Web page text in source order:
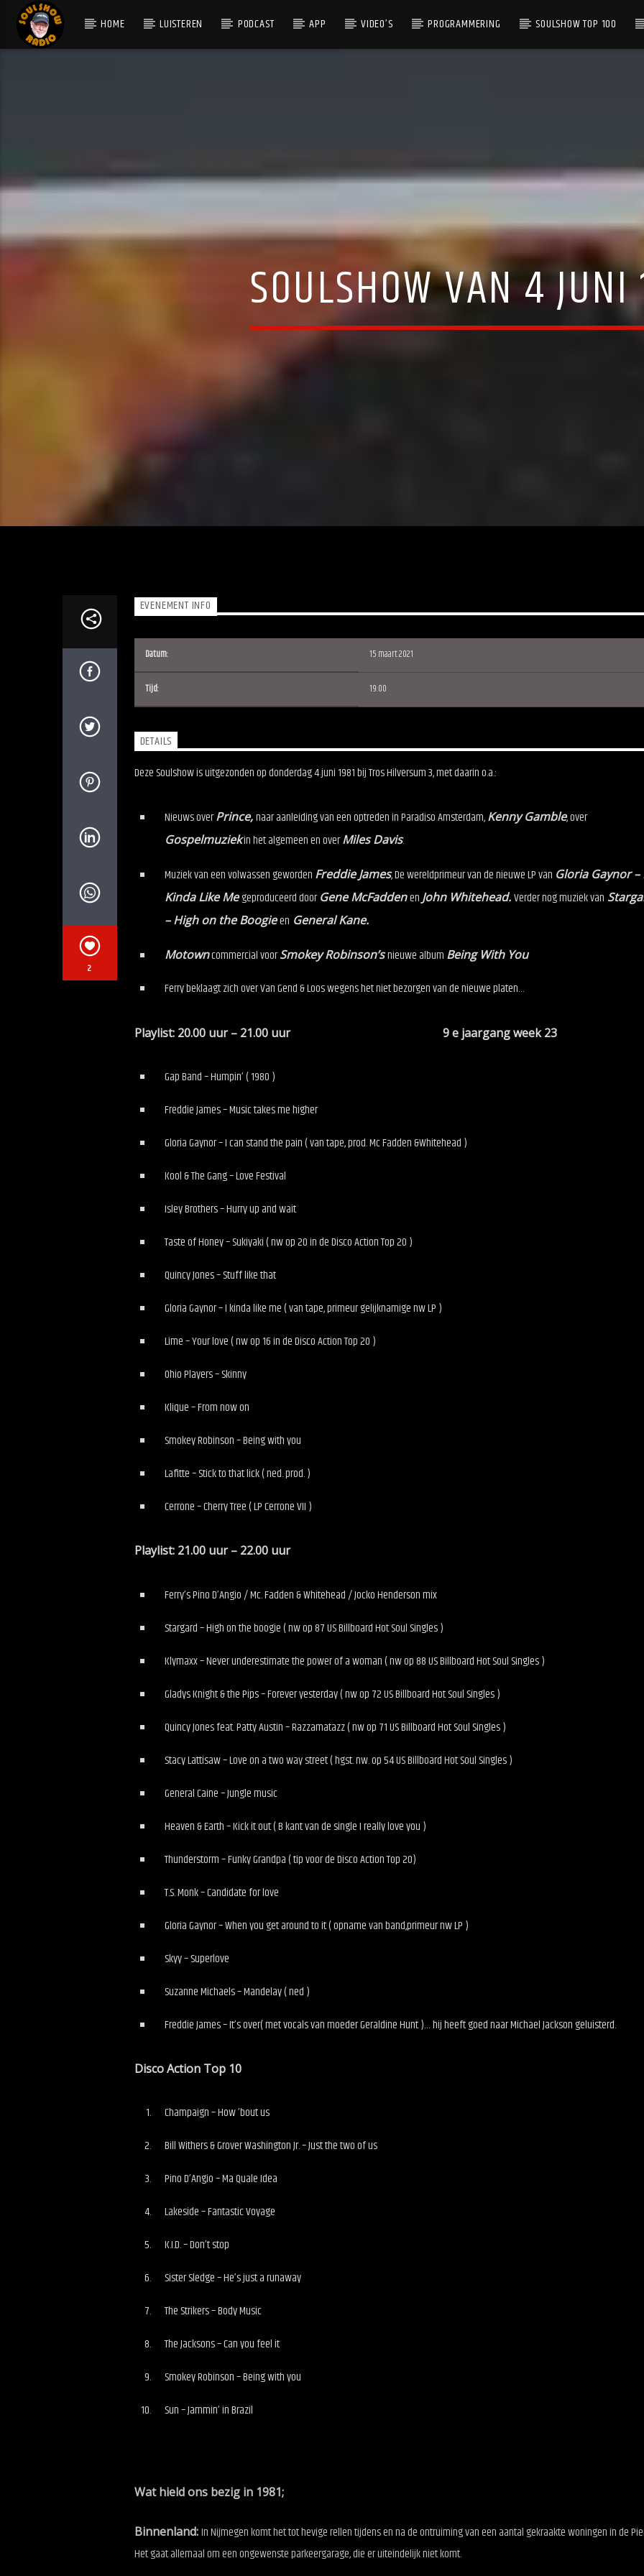
HOME LUISTEREN PODCAST APP VIDEO’S PROGRAMMERING SOULSHOW TOP 100
SOULSHOW VAN 4
2
EVENEMENT INFO
Datum: 15 maart 2021
Tijd: 19:00
DETAILS
Deze Soulshow is uitgezonden op donderdag 4 juni 1981 bij Tros Hilversum 3, met daarin o.a.:
Nieuws overPrince,naar aanleiding van een optreden in Paradiso Amsterdam,Kenny Gamble, over
Gospelmuziekin het algemeen en overMiles Davis.
Muziek van een volwassen geworden Freddie James, De wereldprimeur van de nieuwe LP van Gloria Gaynor –
Kinda Like Me geproduceerd doorGene McFadden enJohn Whitehead.Verder nog muziek van
– High on the Boogieen General Kane.
Motowncommercial voorSmokey Robinson’s nieuwe album Being With You
Ferry beklaagt zich over Van Gend & Loos wegens het niet bezorgen van de nieuwe platen…
Playlist: 20.00 uur – 21.00 uur 9 e jaargang week 23
Gap Band – Humpin’ ( 1980 )
Freddie James – Music takes me higher
Gloria Gaynor – I can stand the pain ( van tape, prod. Mc Fadden &Whitehead )
Kool & The Gang – Love Festival
Isley Brothers – Hurry up and wait
Taste of Honey – Sukiyaki ( nw op 20 in de Disco Action Top 20 )
Quincy Jones – Stuff like that
Gloria Gaynor – I kinda like me ( van tape, primeur gelijknamige nw LP )
Lime – Your love ( nw op 16 in de Disco Action Top 20 )
Ohio Players – Skinny
Klique – From now on
Smokey Robinson – Being with you
Lafitte – Stick to that lick ( ned. prod. )
Cerrone – Cherry Tree ( LP Cerrone VII )
Playlist: 21.00 uur – 22.00 uur
Ferry’s Pino D’Angio / Mc. Fadden & Whitehead / Jocko Henderson mix
Stargard – High on the boogie ( nw op 87 US Billboard Hot Soul Singles )
Klymaxx – Never underestimate the power of a woman ( nw op 88 US Billboard Hot Soul Singles )
Gladys Knight & the Pips – Forever yesterday ( nw op 72 US Billboard Hot Soul Singles )
Quincy Jones feat. Patty Austin – Razzamatazz ( nw op 71 US Billboard Hot Soul Singles )
Stacy Lattisaw – Love on a two way street ( hgst. nw. op 54 US Billboard Hot Soul Singles )
General Caine – Jungle music
Heaven & Earth – Kick it out ( B kant van de single I really love you )
Thunderstorm – Funky Grandpa ( tip voor de Disco Action Top 20)
T.S. Monk – Candidate for love
Gloria Gaynor – When you get around to it ( opname van band,primeur nw LP )
Skyy – Superlove
Suzanne Michaels – Mandelay ( ned )
Freddie James – It’s over( met vocals van moeder Geraldine Hunt )… hij heeft goed naar Michael Jackson geluisterd.
Disco Action Top 10
Champaign – How ’bout us
Bill Withers & Grover Washington Jr. – Just the two of us
Pino D’Angio – Ma Quale Idea
Lakeside – Fantastic Voyage
K.I.D. – Don’t stop
Sister Sledge – He’s just a runaway
The Strikers – Body Music
The Jacksons – Can you feel it
Smokey Robinson – Being with you
Sun – Jammin’ in Brazil
Wat hield ons bezig in 1981;
Binnenland:In Nijmegen komt het tot hevige rellen tijdens en na de ontruiming van een aantal gekraakte woningen in de
Het gaat allemaal om een ongewenste parkeergarage, die er uiteindelijk niet komt.